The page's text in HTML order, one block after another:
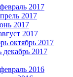
2017
2017
2017
2017
октябрь 2017
2017
2016